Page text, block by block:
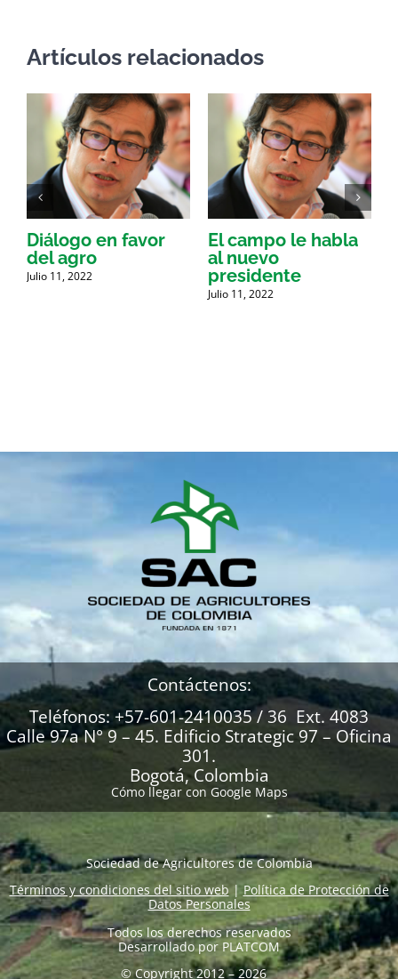
Artículos relacionados
Diálogo en favor
del agro
Julio 11, 2022
El campo le habla
al nuevo
presidente
Julio 11, 2022
Contáctenos:
Teléfonos: +57-601-2410035 / 36 Ext. 4083
Calle 97a N° 9 – 45. Edificio Strategic 97 – Oficina
301.
Bogotá, Colombia
Cómo llegar con Google Maps
Sociedad de Agricultores de Colombia
Términos y condiciones del sitio web|Política de Protección de
Datos Personales
Todos los derechos reservados
Desarrollado por PLATCOM
© Copyright 2012 – 2026